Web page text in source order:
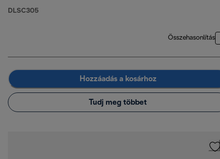
DLSC305
Összehasonlítás
Hozzáadás a kosárhoz
Tudj meg többet